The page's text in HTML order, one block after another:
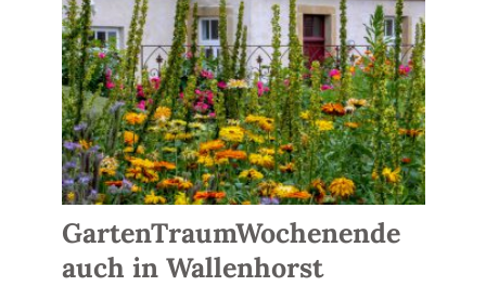
GartenTraumWochenende
auch in Wallenhorst